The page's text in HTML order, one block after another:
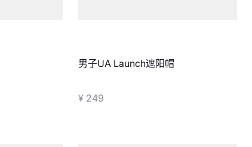
男子UA Launch遮阳帽
¥ 249